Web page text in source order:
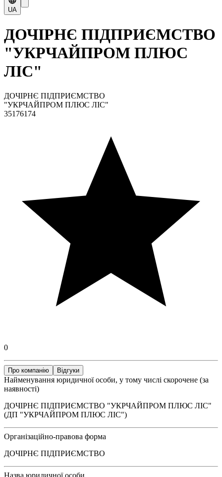
UA
ДОЧІРНЄ ПІДПРИЄМСТВО
"УКРЧАЙПРОМ ПЛЮС
ЛІС"
ДОЧІРНЄ ПІДПРИЄМСТВО
"УКРЧАЙПРОМ ПЛЮС ЛІС"
35176174
0
Про компанію Відгуки
Найменування юридичної особи, у тому числі скорочене (за
наявності)
ДОЧІРНЄ ПІДПРИЄМСТВО "УКРЧАЙПРОМ ПЛЮС ЛІС"
(ДП "УКРЧАЙПРОМ ПЛЮС ЛІС")
Організаційно-правова форма
ДОЧІРНЄ ПІДПРИЄМСТВО
Назва юридичної особи